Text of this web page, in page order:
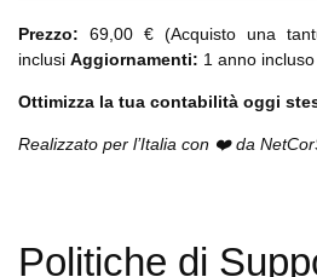
Prezzo: 69,00 € (Acquisto una
inclusi Aggiornamenti: 1 anno incluso
Ottimizza la tua contabilità oggi
Realizzato per l’Italia con ❤️ da
Politiche di